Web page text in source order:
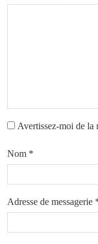
Avertissez-moi de la
Nom *
Adresse de messagerie